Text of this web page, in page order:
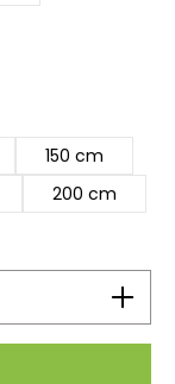
150 cm
200 cm
Wert